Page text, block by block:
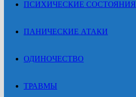
ПСИХИЧЕСКИЕ СОСТОЯНИЯ
ПАНИЧЕСКИЕ АТАКИ
ОДИНОЧЕСТВО
ТРАВМЫ